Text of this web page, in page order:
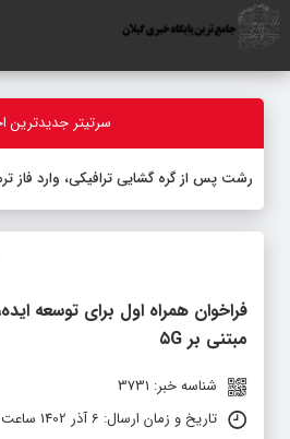
سرتیتر جدیدترین
رشت پس از گره گشایی ترافیکی، وارد فاز
فراخوان همراه اول برای توسعه
مبتنی بر ۵G
شناسه خبر: 3731
تاریخ و زمان ارسال: 6 آذر 1402 ساعت 20:33